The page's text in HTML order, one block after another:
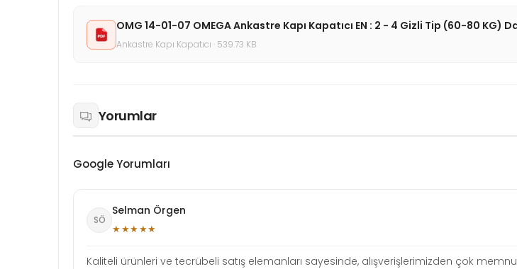
OMG 14-01-07 OMEGA Ankastre Kapı Kapatıcı EN : 2 - 4 Gizli Tip (60-80 KG)
Ankastre Kapı Kapatıcı · 539.73 KB
Yorumlar
Google Yorumları
SÖ
Selman Örgen
★★★★★
Kaliteli ürünleri ve tecrübeli satış elemanları sayesinde, alışverişlerimizden çok